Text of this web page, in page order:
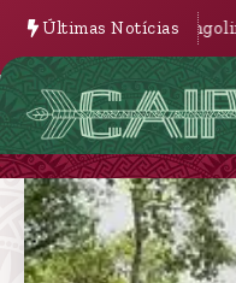
Últimas Notícias
engolir a Aldeia Velha